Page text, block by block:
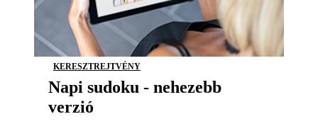
KERESZTREJTVÉNY
Napi sudoku - nehezebb
verzió